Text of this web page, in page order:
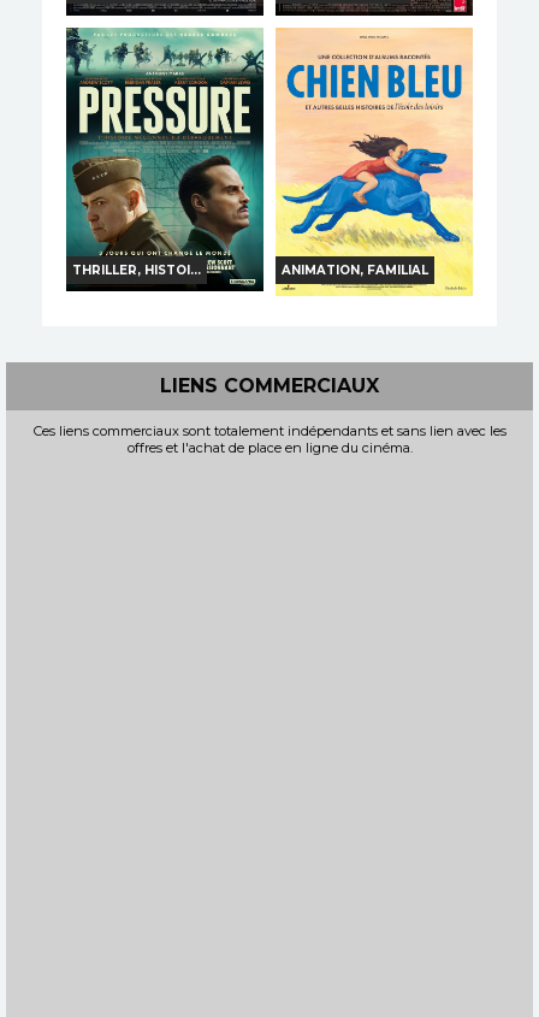
LES HÉROS DU LOUVRE
Horaires et Infos
Bande-annonce
TOUT PUBLIC VF
LA VIE D'UNE FEMME
Horaires et Infos
Bande-annonce
TOUT PUBLIC VF
THRILLER, HISTOI...
TOUT PUBLIC VF
ANIMATION, FAMILIAL
Horaires et Infos
Bande-annonce
LIENS COMMERCIAUX
Ces liens commerciaux sont totalement indépendants et sans lien avec les
offres et l'achat de place en ligne du cinéma.